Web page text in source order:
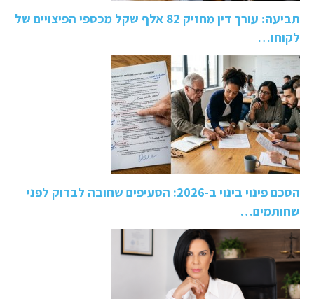
תביעה: עורך דין מחזיק 82 אלף שקל מכספי הפיצויים של
לקוחו…
הסכם פינוי בינוי ב-2026: הסעיפים שחובה לבדוק לפני
שחותמים…